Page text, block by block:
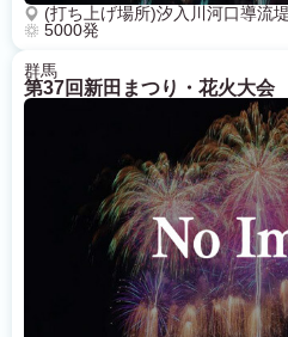
(打ち上げ場所)汐入川河口導流
5000発
群馬
第37回新田まつり・花火大会